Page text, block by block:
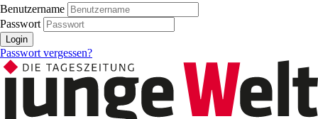
Benutzername
Passwort
Login
Passwort vergessen?